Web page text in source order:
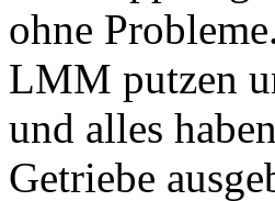
ohne
LMM putzen
und alles
Getriebe